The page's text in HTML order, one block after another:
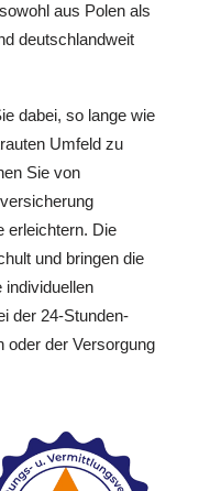
aus Polen als
deutschlandweit
dabei, so lange wie
Umfeld zu
Sie von
erleichtern. Die
und bringen die
individuellen
der 24-Stunden-
oder der Versorgung